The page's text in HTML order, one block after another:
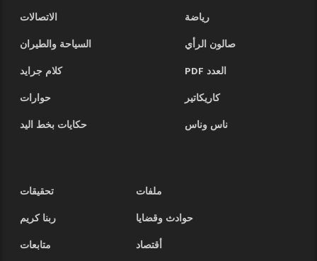
رياضة
الاتصالات
صالون الرأي
السياحة والطيران
العدد PDF
كلام جرايد
كاريكاتير
حوارات
ناس وناس
حكايات بخط اليد
ملفات
تحقيقات
حوادث وقضايا
ربنا كريم
أقتصاد
متابعات